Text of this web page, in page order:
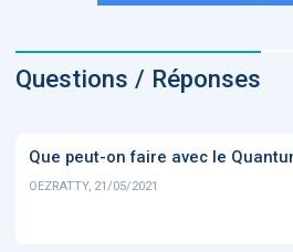
Questions / Réponses
Que peut-on faire avec le
OEZRATTY, 21/05/2021